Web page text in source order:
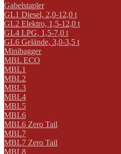
Gabelstapler
GL1 Diesel, 2,0-12,0 t
GL2 Elektro, 1,5-12,0 t
GL4 LPG, 1,5-7,0 t
GL6 Gelände, 3,0-3,5 t
Minibagger
MBL ECO
MBL1
MBL2
MBL3
MBL4
MBL5
MBL6
MBL6 Zero Tail
MBL7
MBL7 Zero Tail
MBL8